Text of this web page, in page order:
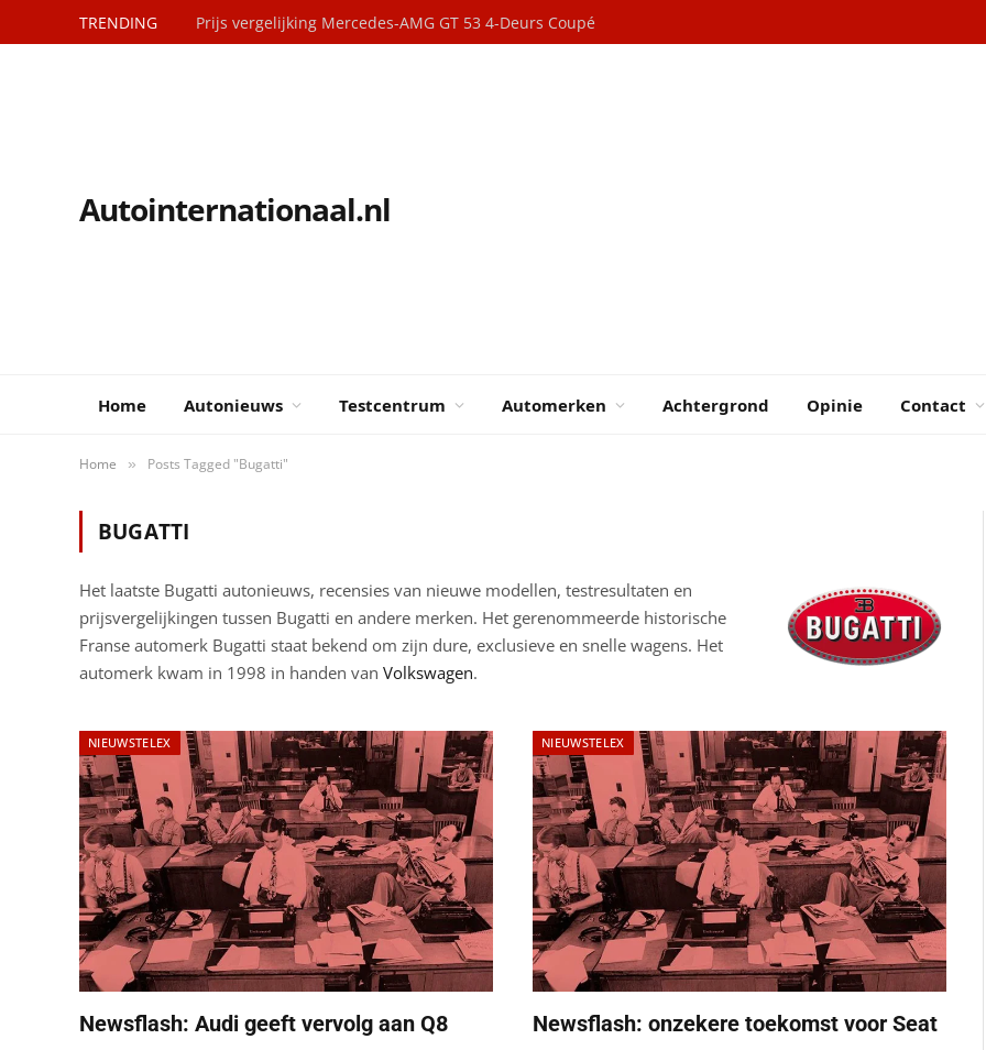
TRENDING Prijs vergelijking Mercedes-AMG GT 53 4-Deurs Coupé
Autointernationaal.nl
Home Autonieuws Testcentrum Automerken Achtergrond Opinie Contact
Home » Posts Tagged "Bugatti"
BUGATTI
Het laatste Bugatti autonieuws, recensies van nieuwe modellen, testresultaten en
prijsvergelijkingen tussen Bugatti en andere merken. Het gerenommeerde historische
Franse automerk Bugatti staat bekend om zijn dure, exclusieve en snelle wagens. Het
automerk kwam in 1998 in handen van Volkswagen.
NIEUWSTELEX
Newsflash: Audi geeft vervolg aan Q8
NIEUWSTELEX
Newsflash: onzekere toekomst voor Seat